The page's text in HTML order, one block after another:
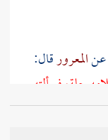
عنالمعرورقال:
حلة، فسألته
بأمه، فقال لي